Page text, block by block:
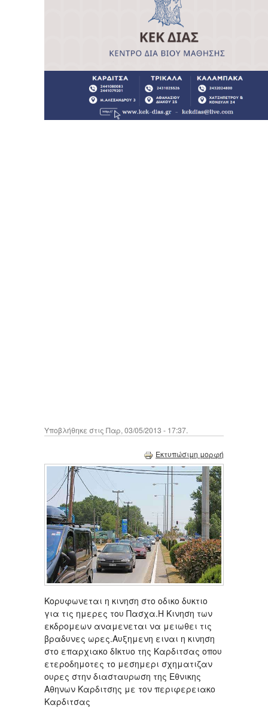
Υποβλήθηκε στις Παρ, 03/05/2013 - 17:37.
Εκτυπώσιμη μορφή
Κορυφωνεται η κινηση στο οδικο δυκτιο
για τις ημερες του Πασχα.Η Κινηση των
εκδρομεων αναμενεται να μειωθει τις
βραδυνες ωρες.Αυξημενη ειναι η κινηση
στο επαρχιακο δΙκτυο της Καρδιτσας οπου
ετεροδημοτες το μεσημερι σχηματιζαν
ουρες στην διασταυρωση της Εθνικης
Αθηνων Καρδιτσης με τον περιφερειακο
Καρδιτσας